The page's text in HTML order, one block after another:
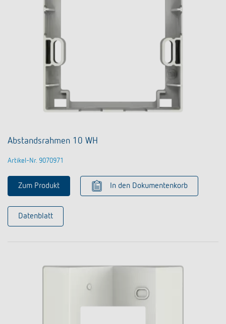
Abstandsrahmen 10 WH
Artikel-Nr. 9070971
Zum Produkt In den Dokumentenkorb
Datenblatt